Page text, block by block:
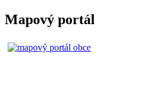
Mapový portál